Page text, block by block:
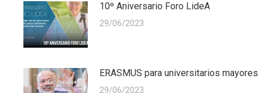
10º Aniversario Foro LideA
29/06/2023
ERASMUS para universitarios mayores
29/06/2023